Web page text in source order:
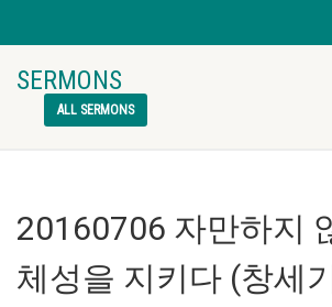
SERMONS
ALL SERMONS
20160706 자만하지
체성을 지키다 (창세